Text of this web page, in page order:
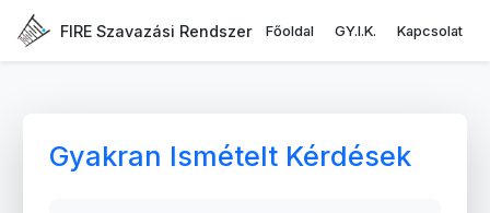
FIRE Szavazási Rendszer Főoldal GY.I.K. Kapcsolat
Gyakran Ismételt Kérdések